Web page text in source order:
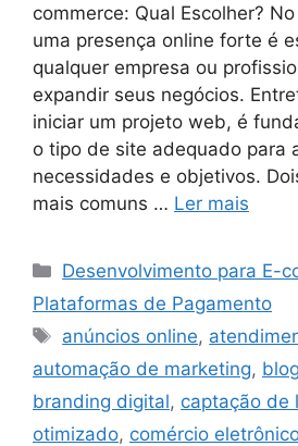
commerce: Qual Escolher?
uma presença online forte é
qualquer empresa ou
expandir seus negócios.
iniciar um projeto web, é
o tipo de site adequado para
necessidades e objetivos.
mais comuns … Ler mais
Desenvolvimento para E-
Plataformas de Pagamento
anúncios online,
automação de marketing,
branding digital, captação de
otimizado, comércio